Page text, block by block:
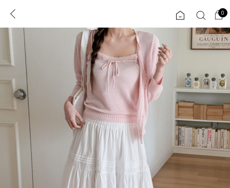
로그인 0
JP
콘텐츠 리뷰 & 혜택 플러스핏 회원혜택 입
CATEGORY COMMUNITY
도착보장⚡
인플루언서 pick!
신상 5%
ALL
익스클루시브
아우터
0